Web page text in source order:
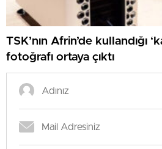
TSK’nın Afrin’de kullandığı
fotoğrafı ortaya çıktı